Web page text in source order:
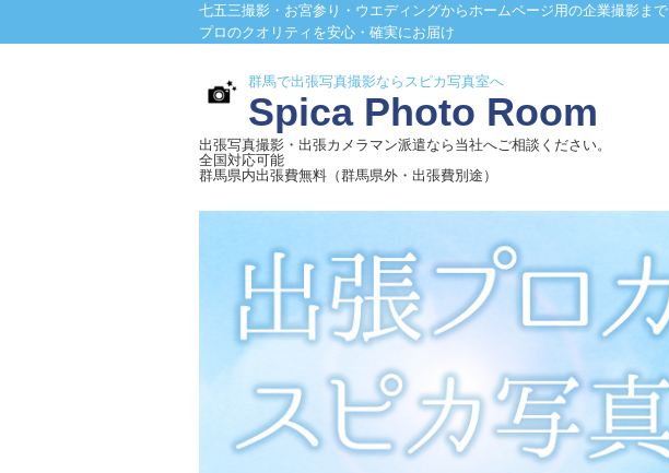
七五三撮影・お宮参り・ウエディングからホームページ用の企業撮影まで
プロのクオリティを安心・確実にお届け
群馬で出張写真撮影ならスピカ写真室へ
Spica Photo Room
出張写真撮影・出張カメラマン派遣なら当社へご相談ください。
全国対応可能
群馬県内出張費無料（群馬県外・出張費別途）